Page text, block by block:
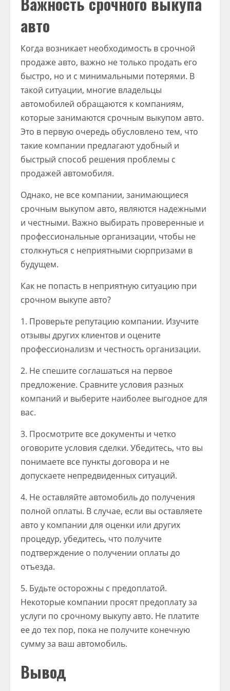
авто
Когда возникает необходимость в срочной
продаже авто, важно не только продать его
быстро, но и с минимальными потерями. В
такой ситуации, многие владельцы
автомобилей обращаются к компаниям,
которые занимаются срочным выкупом авто.
Это в первую очередь обусловлено тем, что
такие компании предлагают удобный и
быстрый способ решения проблемы с
продажей автомобиля.
Однако, не все компании, занимающиеся
срочным выкупом авто, являются надежными
и честными. Важно выбирать проверенные и
профессиональные организации, чтобы не
столкнуться с неприятными сюрпризами в
будущем.
Как не попасть в неприятную ситуацию при
срочном выкупе авто?
1. Проверьте репутацию компании. Изучите
отзывы других клиентов и оцените
профессионализм и честность организации.
2. Не спешите соглашаться на первое
предложение. Сравните условия разных
компаний и выберите наиболее выгодное для
вас.
3. Просмотрите все документы и четко
оговорите условия сделки. Убедитесь, что вы
понимаете все пункты договора и не
допускаете непредвиденных ситуаций.
4. Не оставляйте автомобиль до получения
полной оплаты. В случае, если вы оставляете
авто у компании для оценки или других
процедур, убедитесь, что получите
подтверждение о получении оплаты до
отъезда.
5. Будьте осторожны с предоплатой.
Некоторые компании просят предоплату за
услуги по срочному выкупу авто. Не платите
ее до тех пор, пока не получите конечную
сумму за ваш автомобиль.
Вывод